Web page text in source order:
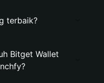
terbaik?
Bitget Wallet